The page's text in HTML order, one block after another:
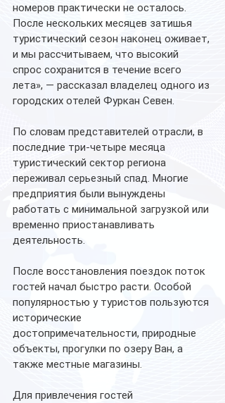
номеров практически не осталось.
После нескольких месяцев затишья
туристический сезон наконец оживает,
и мы рассчитываем, что высокий
спрос сохранится в течение всего
лета», — рассказал владелец одного из
городских отелей Фуркан Севен.
По словам представителей отрасли, в
последние три-четыре месяца
туристический сектор региона
переживал серьезный спад. Многие
предприятия были вынуждены
работать с минимальной загрузкой или
временно приостанавливать
деятельность.
После восстановления поездок поток
гостей начал быстро расти. Особой
популярностью у туристов пользуются
исторические
достопримечательности, природные
объекты, прогулки по озеру Ван, а
также местные магазины.
Для привлечения гостей